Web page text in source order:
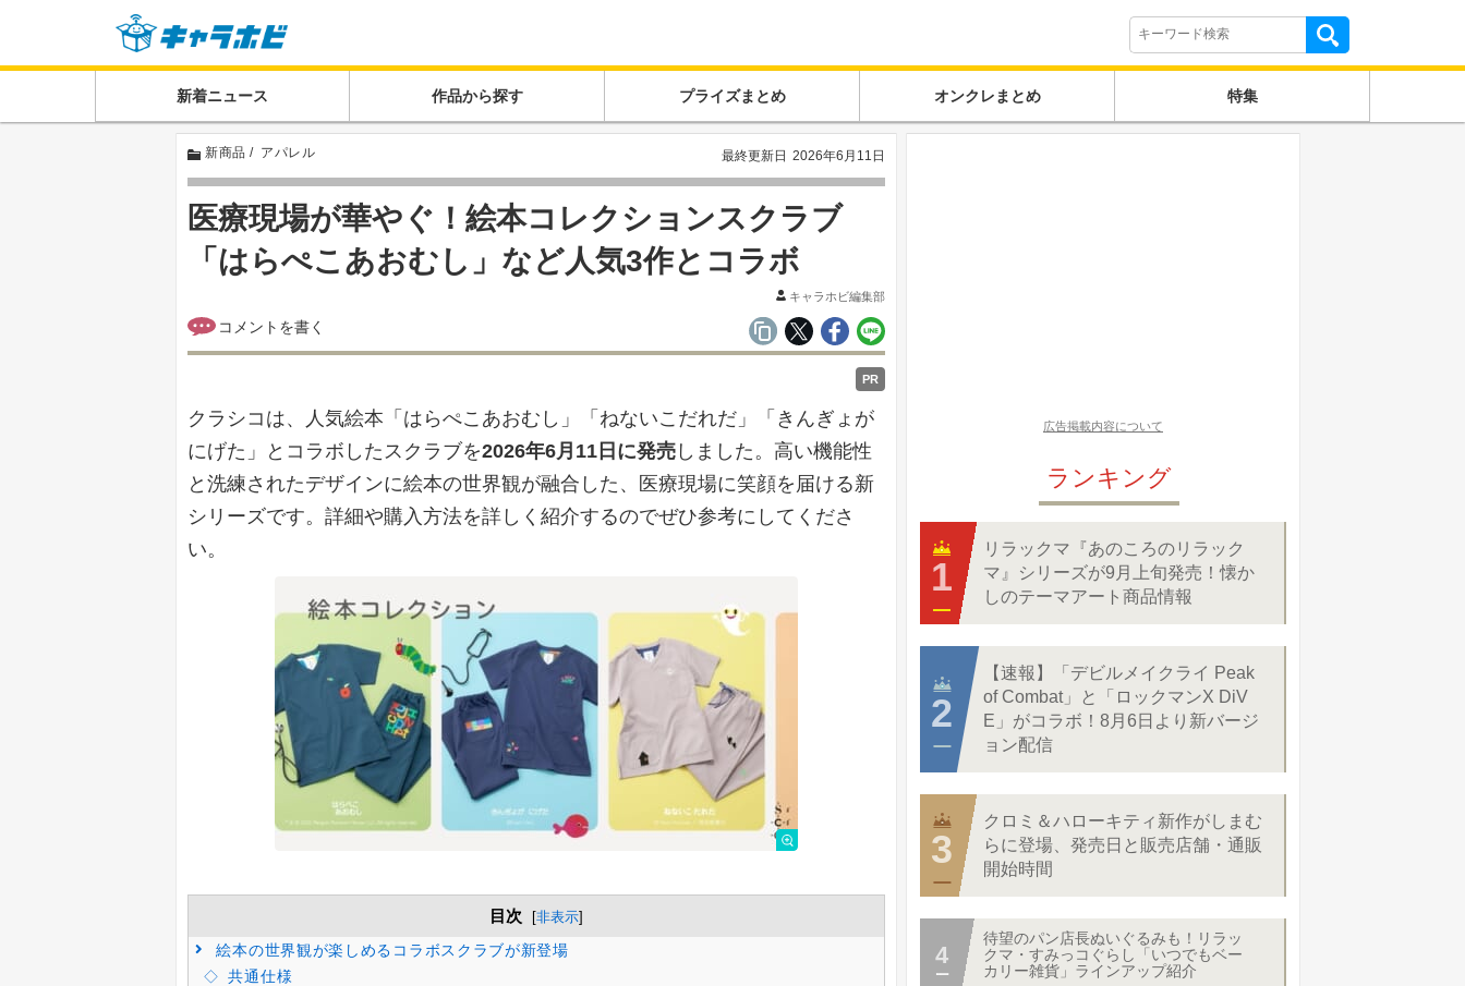
新着ニュース 作品から探す プライズまとめ オンクレまとめ 特集
新商品 アパレル 最終更新日 2026年6月11日
医療現場が華やぐ！絵本コレクションスクラブ
「はらぺこあおむし」など人気3作とコラボ
キャラホビ編集部
PR
クラシコは、人気絵本「はらぺこあおむし」「ねないこだれだ」「きんぎょが
にげた」とコラボしたスクラブを2026年6月11日に発売 しました。高い機能性
と洗練されたデザインに絵本の世界観が融合した、医療現場に笑顔を届ける新
シリーズです。詳細や購入方法を詳しく紹介するのでぜひ参考にしてくださ
い。
目次 [非表示]
絵本の世界観が楽しめるコラボスクラブが新登場
共通仕様
広告掲載内容について
ランキング
リラックマ『あのころのリラック
マ』シリーズが9月上旬発売！懐か
しのテーマアート商品情報
【速報】「デビルメイクライ Peak
of Combat」と「ロックマンX DiV
E」がコラボ！8月6日より新バージ
ョン配信
クロミ＆ハローキティ新作がしまむ
らに登場、発売日と販売店舗・通販
開始時間
待望のパン店長ぬいぐるみも！リラッ
クマ・すみっコぐらし「いつでもベー
カリー雑貨」ラインアップ紹介